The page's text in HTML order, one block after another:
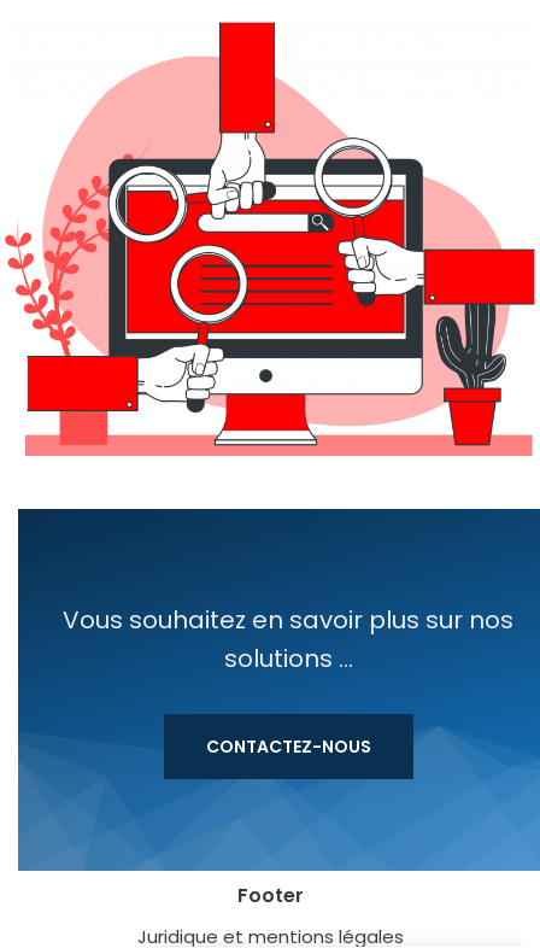
Vous souhaitez en savoir plus sur nos
solutions ...
CONTACTEZ-NOUS
Footer
Juridique et mentions légales